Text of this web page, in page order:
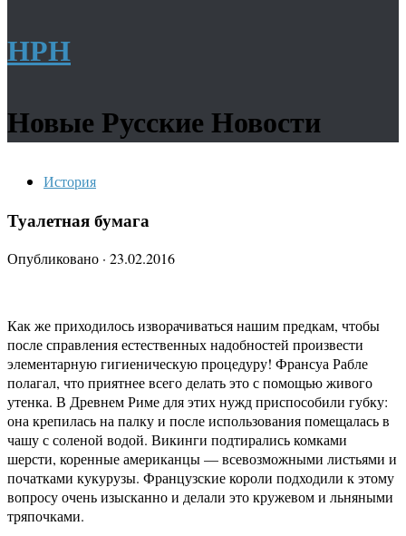
НРН
Новые Русские Новости
История
Туалетная бумага
Опубликовано · 23.02.2016
Как же приходилось изворачиваться нашим предкам, чтобы
после справления естественных надобностей произвести
элементарную гигиеническую процедуру! Франсуа Рабле
полагал, что приятнее всего делать это с помощью живого
утенка. В Древнем Риме для этих нужд приспособили губку:
она крепилась на палку и после использования помещалась в
чашу с соленой водой. Викинги подтирались комками
шерсти, коренные американцы — всевозможными листьями и
початками кукурузы. Французские короли подходили к этому
вопросу очень изысканно и делали это кружевом и льняными
тряпочками.